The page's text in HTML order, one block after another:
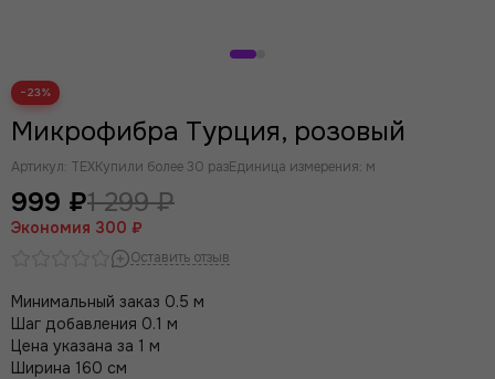
−23%
Микрофибра Турция, розовый
Артикул: TEXКупили более 30 разЕдиница измерения: м
999 ₽1 299 ₽
Экономия 300 ₽
Оставить отзыв
Минимальный заказ 0.5 м
Шаг добавления 0.1 м
Цена указана за 1 м
Ширина 160 см